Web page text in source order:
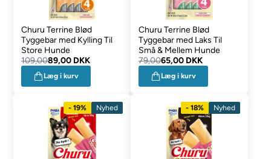
Churu Terrine Blød
Tyggebar med Kylling Til
Store Hunde
109,0089,00 DKK
Læg i kurv
Churu Terrine Blød
Tyggebar med Laks Til
Små & Mellem Hunde
79,0065,00 DKK
Læg i kurv
- 19% Nyhed - 18% Nyhed